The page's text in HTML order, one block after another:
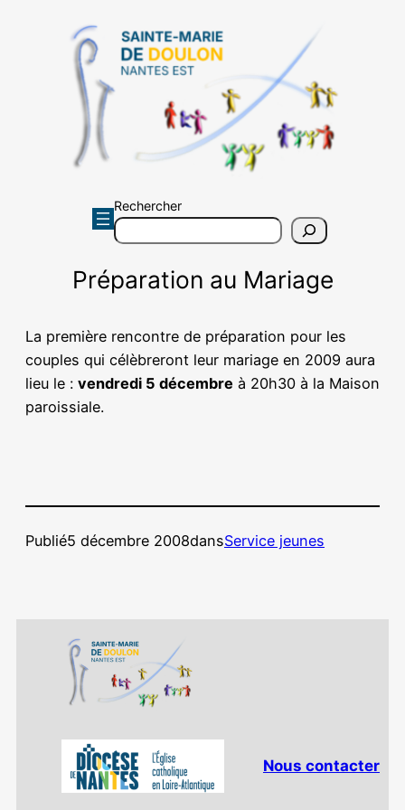
Rechercher
Préparation au Mariage
La première rencontre de préparation pour les
couples qui célèbreront leur mariage en 2009 aura
lieu le : vendredi 5 décembre à 20h30 à la Maison
paroissiale.
Publié5 décembre 2008dansService jeunes
Nous contacter